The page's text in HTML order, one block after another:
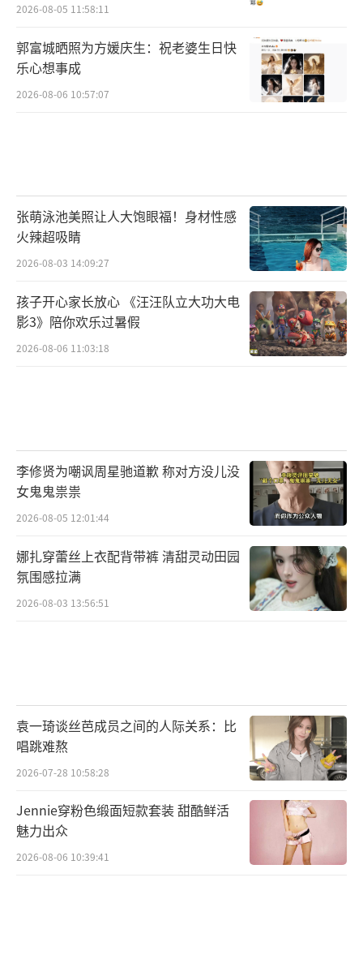
2026-08-05 11:58:11
郭富城晒照为方媛庆生：祝老婆生日快
乐心想事成
2026-08-06 10:57:07
张萌泳池美照让人大饱眼福！身材性感
火辣超吸睛
2026-08-03 14:09:27
孩子开心家长放心 《汪汪队立大功大电
影3》陪你欢乐过暑假
2026-08-06 11:03:18
李修贤为嘲讽周星驰道歉 称对方没儿没
女鬼鬼祟祟
2026-08-05 12:01:44
娜扎穿蕾丝上衣配背带裤 清甜灵动田园
氛围感拉满
2026-08-03 13:56:51
袁一琦谈丝芭成员之间的人际关系：比
唱跳难熬
2026-07-28 10:58:28
Jennie穿粉色缎面短款套装 甜酷鲜活
魅力出众
2026-08-06 10:39:41